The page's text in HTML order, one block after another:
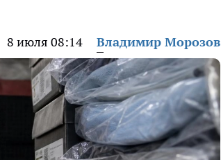
8 июля 08:14 Владимир Морозов